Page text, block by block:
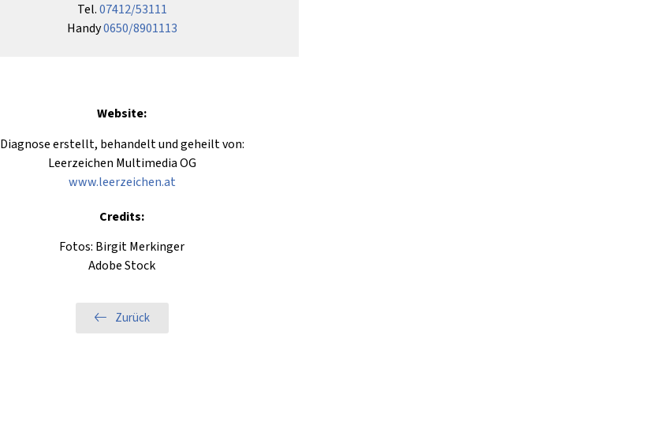
Tel.07412/53111
Handy0650/8901113
Website:
Diagnose erstellt, behandelt und geheilt von:
Leerzeichen Multimedia OG
www.leerzeichen.at
Credits:
Fotos: Birgit Merkinger
Adobe Stock
Zurück